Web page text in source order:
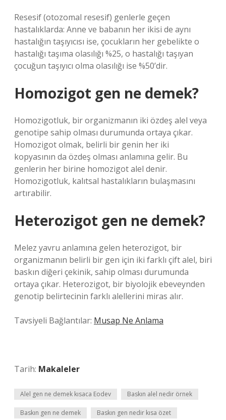
Resesif (otozomal resesif) genlerle geçen
hastalıklarda: Anne ve babanın her ikisi de aynı
hastalığın taşıyıcısı ise, çocukların her gebelikte o
hastalığı taşıma olasılığı %25, o hastalığı taşıyan
çocuğun taşıyıcı olma olasılığı ise %50’dir.
Homozigot gen ne demek?
Homozigotluk, bir organizmanın iki özdeş alel veya
genotipe sahip olması durumunda ortaya çıkar.
Homozigot olmak, belirli bir genin her iki
kopyasının da özdeş olması anlamına gelir. Bu
genlerin her birine homozigot alel denir.
Homozigotluk, kalıtsal hastalıkların bulaşmasını
artırabilir.
Heterozigot gen ne demek?
Melez yavru anlamına gelen heterozigot, bir
organizmanın belirli bir gen için iki farklı çift alel, biri
baskın diğeri çekinik, sahip olması durumunda
ortaya çıkar. Heterozigot, bir biyolojik ebeveynden
genotip belirtecinin farklı alellerini miras alır.
Tavsiyeli Bağlantılar: Musap Ne Anlama
Tarih: Makaleler
Alel gen ne demek kısaca Eodev Baskın alel nedir örnek
Baskın gen ne demek Baskın gen nedir kısa özet